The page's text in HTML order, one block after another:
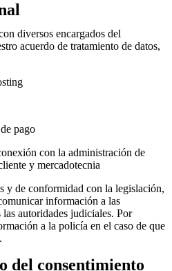
diversos encargados del
acuerdo de tratamiento de datos,
pago
con la administración de
y mercadotecnia
y de conformidad con la legislación,
información a las
autoridades judiciales. Por
a la policía en el caso de que
del consentimiento